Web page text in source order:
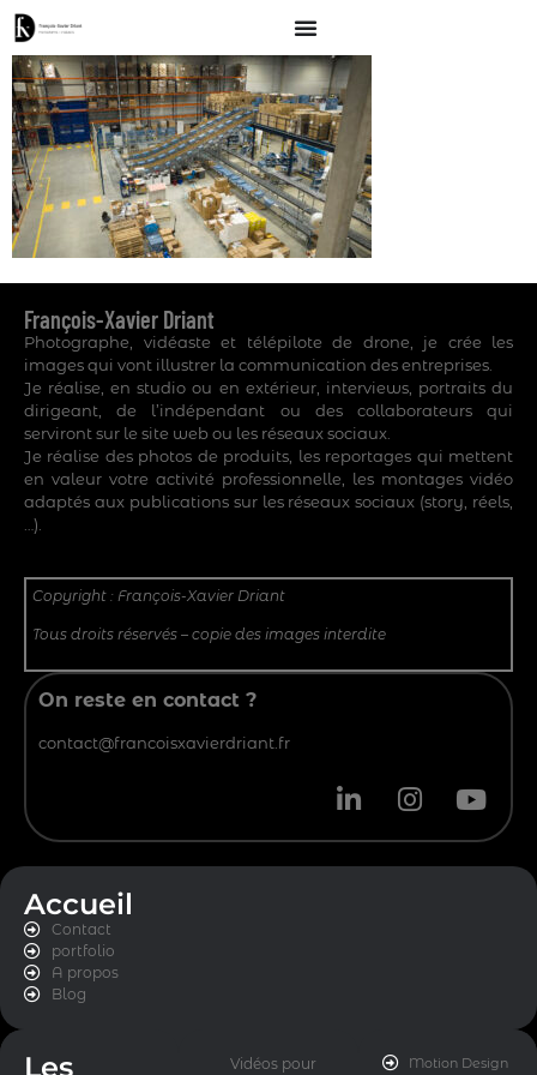
François-Xavier Driant
Photographe, vidéaste et télépilote de drone, je crée les
images qui vont illustrer la communication des entreprises.
Je réalise, en studio ou en extérieur, interviews, portraits du
dirigeant, de l’indépendant ou des collaborateurs qui
serviront sur le site web ou les réseaux sociaux.
Je réalise des photos de produits, les reportages qui mettent
en valeur votre activité professionnelle, les montages vidéo
adaptés aux publications sur les réseaux sociaux (story, réels,
…).
Copyright : François-Xavier Driant
Tous droits réservés – copie des images interdite
On reste en contact ?
contact@francoisxavierdriant.fr
Accueil
Contact
portfolio
A propos
Blog
Les Vidéos pour
Motion Design